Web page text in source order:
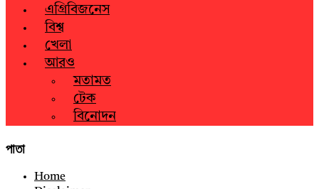
এগ্রিবিজনেস
বিশ্ব
খেলা
আরও
মতামত
টেক
বিনোদন
পাতা
Home